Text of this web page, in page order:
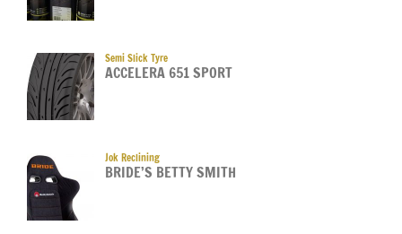
Semi Slick Tyre
ACCELERA 651 SPORT
Jok Reclining
BRIDE’S BETTY SMITH